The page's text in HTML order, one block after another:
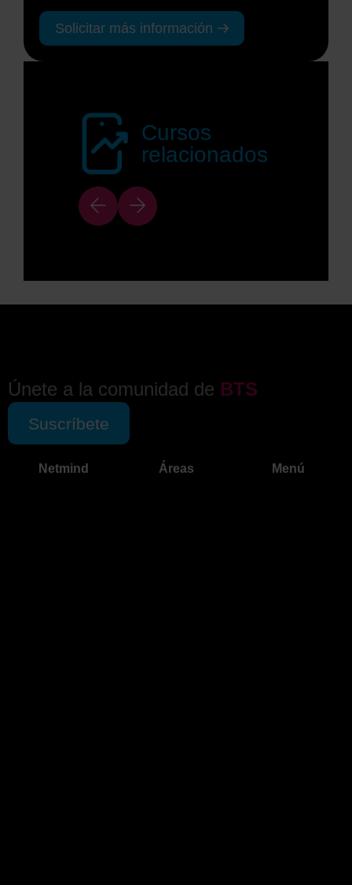
Solicitar más información
Cursos
relacionados
Únete a la comunidad de BTS
Suscríbete
Netmind Áreas Menú